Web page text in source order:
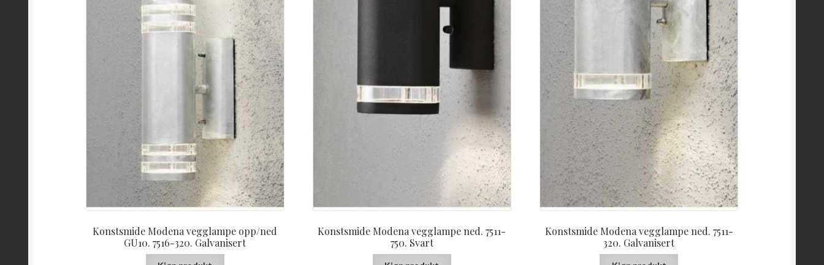
Konstsmide Modena vegglampe opp/ned
GU10. 7516-320. Galvanisert
Konstsmide Modena vegglampe ned. 7511-
750. Svart
Konstsmide Modena vegglampe ned. 7511-
320. Galvanisert